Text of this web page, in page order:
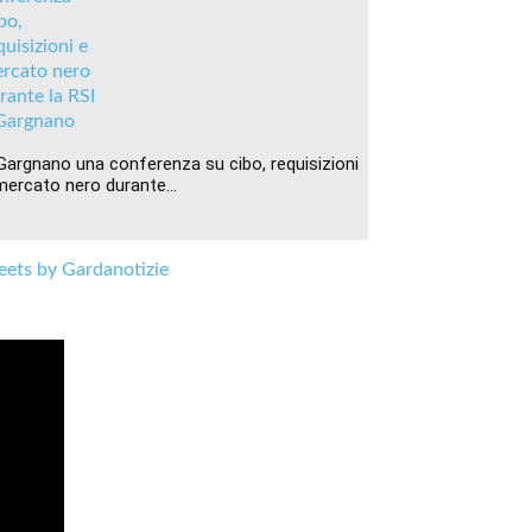
una conferenza su cibo, requisizioni
nero durante...
by Gardanotizie